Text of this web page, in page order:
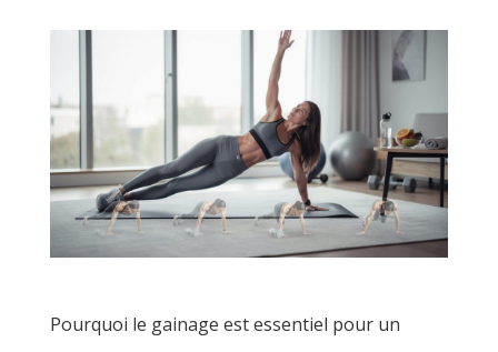
Pourquoi le gainage est essentiel pour un